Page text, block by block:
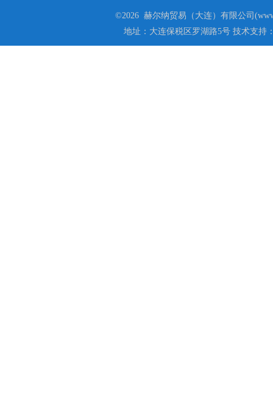
©2026 赫尔纳贸易（大连）有限公司
地址：大连保税区罗湖路5号 技术支持